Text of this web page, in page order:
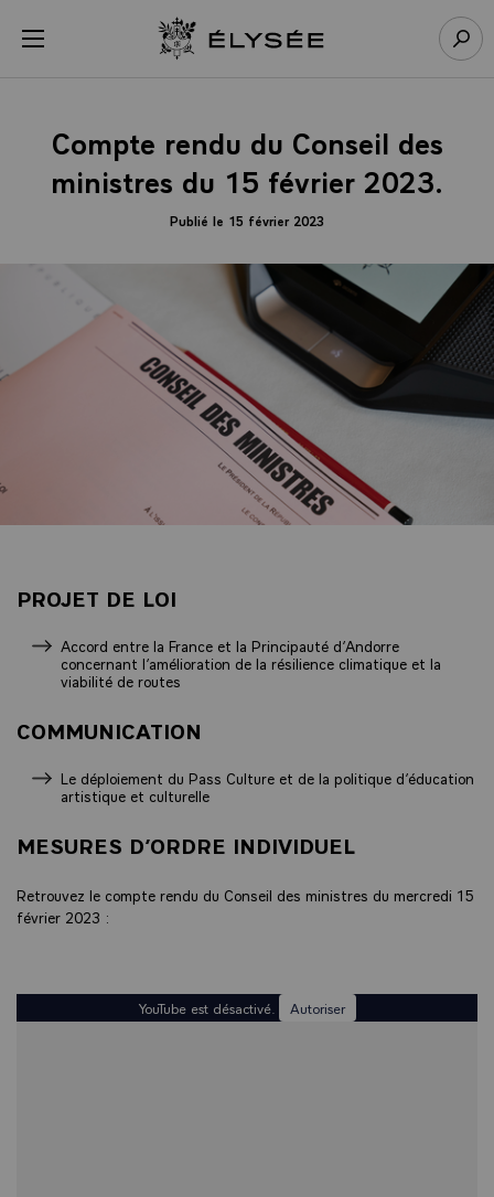
menu Retour à l’accueil Élysée
Compte rendu du Conseil des
ministres du 15 février 2023.
Publié le 15 février 2023
PROJET DE LOI
Accord entre la France et la Principauté d’Andorre
concernant l’amélioration de la résilience climatique et la
viabilité de routes
COMMUNICATION
Le déploiement du Pass Culture et de la politique d’éducation
artistique et culturelle
MESURES D’ORDRE INDIVIDUEL
Retrouvez le compte rendu du Conseil des ministres du mercredi 15
février 2023 :
YouTube est désactivé. Autoriser
Panneau de gestion des cookies